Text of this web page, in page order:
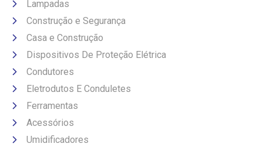
Lampadas
Construção e Segurança
Casa e Construção
Dispositivos De Proteção Elétrica
Condutores
Eletrodutos E Conduletes
Ferramentas
Acessórios
Umidificadores